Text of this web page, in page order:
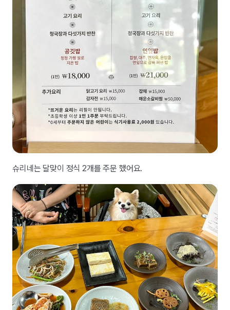
슈리네는 달맞이 정식 2개를 주문 했어요.